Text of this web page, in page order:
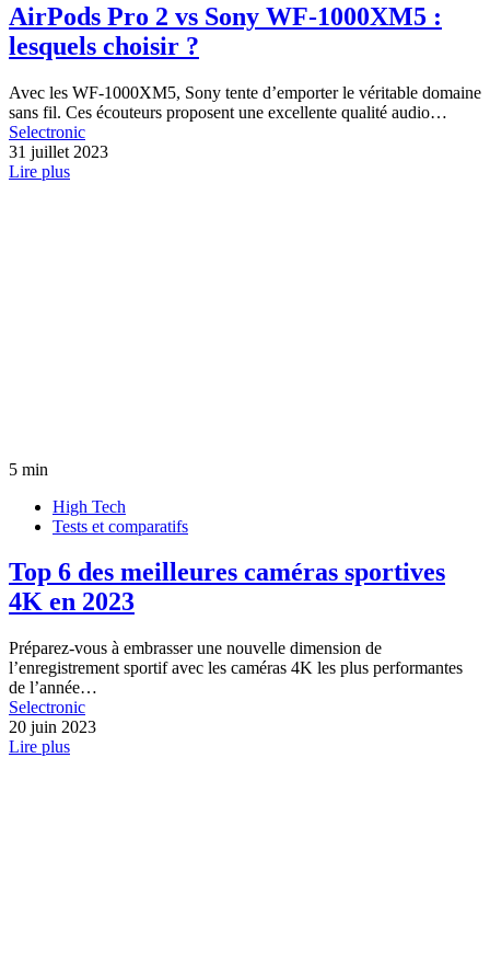
AirPods Pro 2 vs Sony WF-1000XM5 :
lesquels choisir ?
Avec les WF-1000XM5, Sony tente d’emporter le véritable domaine
sans fil. Ces écouteurs proposent une excellente qualité audio…
Selectronic
31 juillet 2023
Lire plus
5 min
High Tech
Tests et comparatifs
Top 6 des meilleures caméras sportives
4K en 2023
Préparez-vous à embrasser une nouvelle dimension de
l’enregistrement sportif avec les caméras 4K les plus performantes
de l’année…
Selectronic
20 juin 2023
Lire plus